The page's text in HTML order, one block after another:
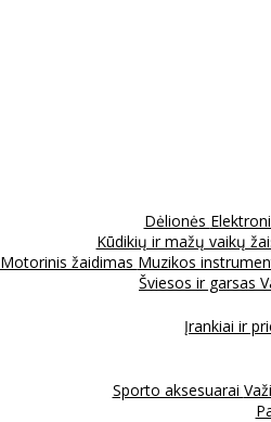
Dėlionės
Kūdikių ir mažų vaikų
Motorinis žaidimas Muzikos
Šviesos ir garsas
Įrankiai ir
Sporto aksesuarai